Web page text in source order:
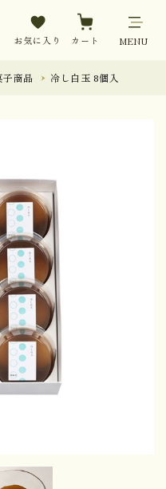
お気に入り カート MENU
子商品 冷し白玉 8個入